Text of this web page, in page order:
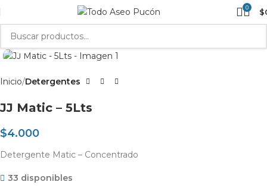
0 $
Clic para agrandar
Inicio Detergentes
JJ Matic – 5Lts
$4.000
Detergente Matic – Concentrado
33 disponibles